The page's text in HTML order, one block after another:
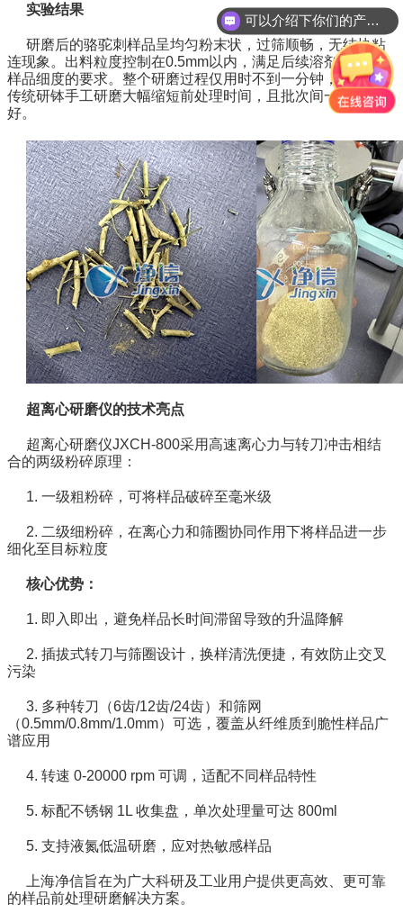
实验结果
研磨后的骆驼刺样品呈均匀粉末状，过筛顺畅，无结块粘
连现象。出料粒度控制在0.5mm以内，满足后续溶剂提取对
样品细度的要求。整个研磨过程仅用时不到一分钟，相较于
传统研钵手工研磨大幅缩短前处理时间，且批次间一致性良
好。
超离心研磨仪的技术亮点
超离心研磨仪JXCH-800采用高速离心力与转刀冲击相结
合的两级粉碎原理：
1. 一级粗粉碎，可将样品破碎至毫米级
2. 二级细粉碎，在离心力和筛圈协同作用下将样品进一步
细化至目标粒度
核心优势：
1. 即入即出，避免样品长时间滞留导致的升温降解
2. 插拔式转刀与筛圈设计，换样清洗便捷，有效防止交叉
污染
3. 多种转刀（6齿/12齿/24齿）和筛网
（0.5mm/0.8mm/1.0mm）可选，覆盖从纤维质到脆性样品广
谱应用
4. 转速 0-20000 rpm 可调，适配不同样品特性
5. 标配不锈钢 1L 收集盘，单次处理量可达 800ml
5. 支持液氮低温研磨，应对热敏感样品
上海净信旨在为广大科研及工业用户提供更高效、更可靠
的样品前处理研磨解决方案。
你们的产品怎么收费的呢?